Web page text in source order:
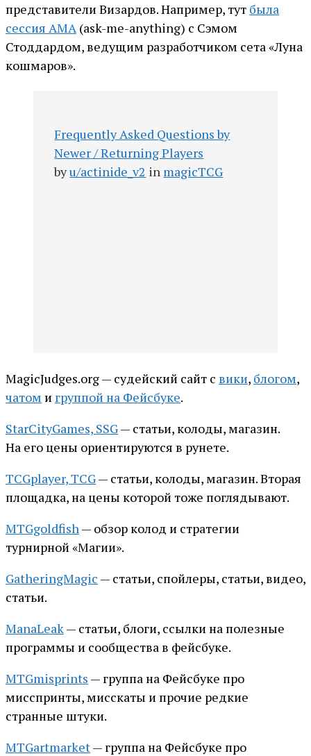
представители Визардов. Например, тут была
сессия АМА(ask-me-anything) с Сэмом
Стоддардом, ведущим разработчиком сета «Луна
кошмаров».
Frequently Asked Questions by
Newer / Returning Players
byu/actinide_v2 in magicTCG
MagicJudges.org — судейcкий сайт с вики, блогом,
чатом и группой на Фейсбуке.
StarCityGames, SSG— статьи, колоды, магазин.
На его цены ориентируются в рунете.
TCGplayer, TCG— статьи, колоды, магазин. Вторая
площадка, на цены которой тоже поглядывают.
MTGgoldfish — обзор колод и стратегии
турнирной «Магии».
GatheringMagic — статьи, спойлеры, статьи, видео,
статьи.
ManaLeak— статьи, блоги, ссылки на полезные
программы и сообщества в фейсбуке.
MTGmisprints — группа на Фейсбуке про
мисспринты, мисскаты и прочие редкие
странные штуки.
MTGartmarket— группа на Фейсбуке про